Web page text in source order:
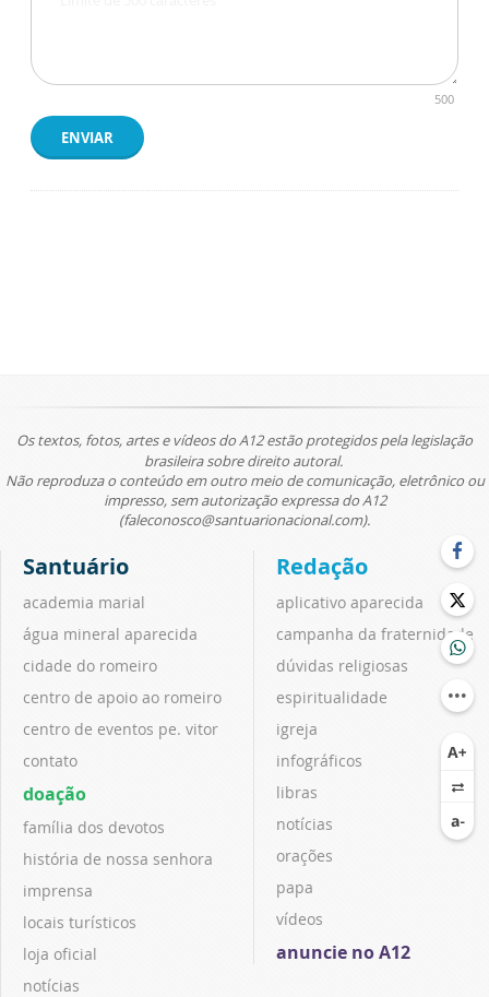
500
ENVIAR
Os textos, fotos, artes e vídeos do A12 estão protegidos pela legislação
brasileira sobre direito autoral.
Não reproduza o conteúdo em outro meio de comunicação, eletrônico ou
impresso, sem autorização expressa do A12
(faleconosco@santuarionacional.com).
Santuário
academia marial
água mineral aparecida
cidade do romeiro
centro de apoio ao romeiro
centro de eventos pe. vitor
contato
doação
família dos devotos
história de nossa senhora
imprensa
locais turísticos
loja oficial
notícias
Redação
aplicativo aparecida
campanha da fraternidade
dúvidas religiosas
espiritualidade
igreja
infográficos
libras
notícias
orações
papa
vídeos
anuncie no A12